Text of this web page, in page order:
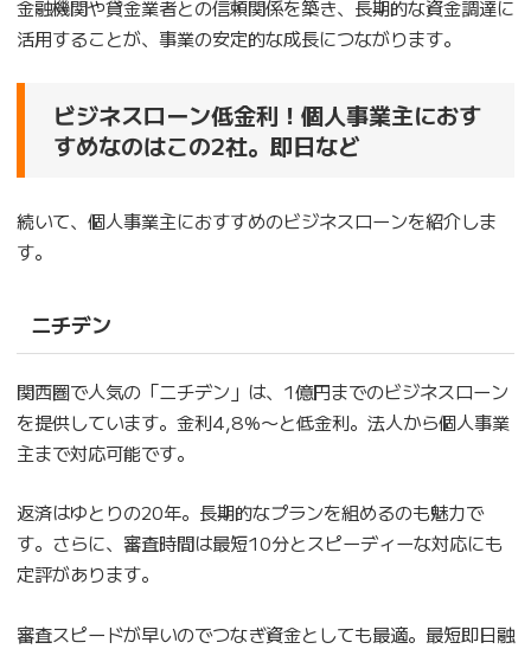
金融機関や貸金業者との信頼関係を築き、長期的な資金調達に
活用することが、事業の安定的な成長につながります。
ビジネスローン低金利！個人事業主におす
すめなのはこの2社。即日など
続いて、個人事業主におすすめのビジネスローンを紹介しま
す。
ニチデン
関西圏で人気の「ニチデン」は、1億円までのビジネスローン
を提供しています。金利4,8%〜と低金利。法人から個人事業
主まで対応可能です。
返済はゆとりの20年。長期的なプランを組めるのも魅力で
す。さらに、審査時間は最短10分とスピーディーな対応にも
定評があります。
審査スピードが早いのでつなぎ資金としても最適。最短即日融